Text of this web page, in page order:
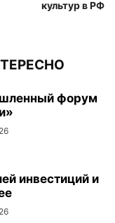
культур в РФ
форум
инвестиций и